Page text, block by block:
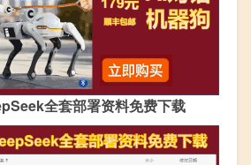
全套部署资料免费下载